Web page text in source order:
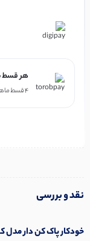
هر قسط
۴ قسط ماهانه. بدون سود، چک و ضامن.
نقد و بررسی
خودکار پاک کن دار مدل